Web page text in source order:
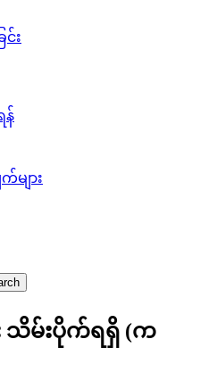
း
န်
များ
သိမ်းပိုက်ရရှိ (က